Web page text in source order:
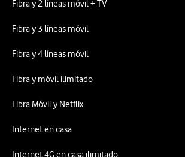
Fibra y 2 líneas móvil + TV
Fibra y 3 líneas móvil
Fibra y 4 líneas móvil
Fibra y móvil ilimitado
Fibra Móvil y Netflix
Internet en casa
Internet 4G en casa ilimitado